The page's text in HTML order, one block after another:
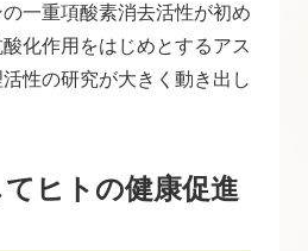
一重項酸素消去活性が初め
化作用をはじめとするアス
性の研究が大きく動き出し
ヒトの健康促進